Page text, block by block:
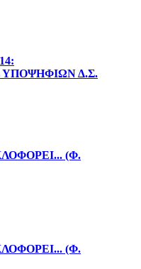
Δ.Σ.
(Φ.
(Φ.